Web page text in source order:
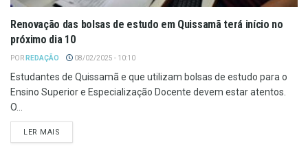
Renovação das bolsas de estudo em Quissamã terá início no
próximo dia 10
POR REDAÇÃO 08/02/2025 - 10:10
Estudantes de Quissamã e que utilizam bolsas de estudo para o
Ensino Superior e Especialização Docente devem estar atentos.
O...
LER MAIS